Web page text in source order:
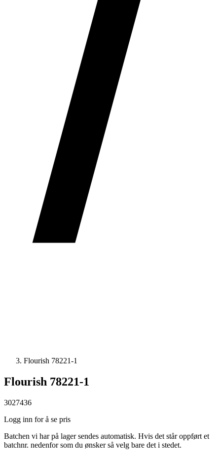
Flourish 78221-1
Flourish 78221-1
3027436
Logg inn for å se pris
Batchen vi har på lager sendes automatisk. Hvis det står oppført et
batchnr. nedenfor som du ønsker så velg bare det i stedet.